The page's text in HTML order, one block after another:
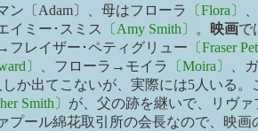
ン〔Adam〕、母はフローラ
〔Flora〕
イミー･スミス
〔Amy Smith〕 。 映画で
フレイザー･ペティグリュー 〔Fraser
〕
、フローラ→モイラ 〔Moira〕
、
しか出てこないが、実際には5人いる
Smith〕 が、父の跡を継いで、リヴ
プール綿花取引所の会長なので、映画